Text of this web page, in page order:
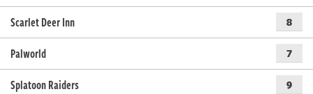
Scarlet Deer Inn
8
Palworld 7
Splatoon Raiders 9